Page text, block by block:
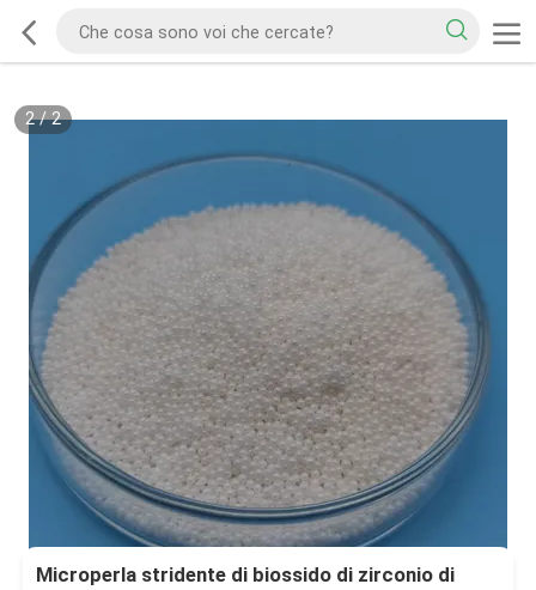
2/2
Microperla stridente di biossido di zirconio di